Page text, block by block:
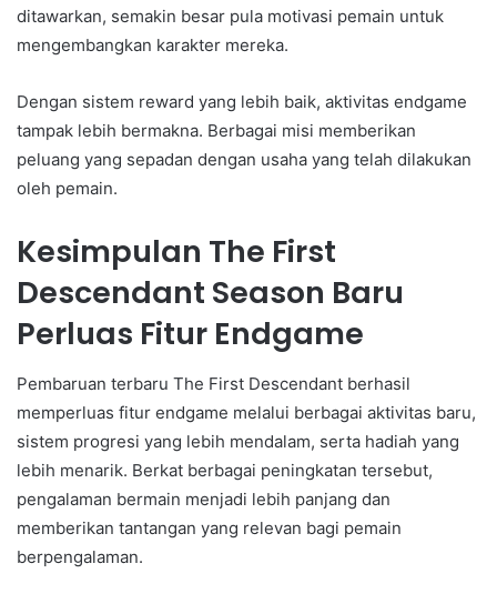
ditawarkan, semakin besar pula motivasi pemain untuk
mengembangkan karakter mereka.
Dengan sistem reward yang lebih baik, aktivitas endgame
tampak lebih bermakna. Berbagai misi memberikan
peluang yang sepadan dengan usaha yang telah dilakukan
oleh pemain.
Kesimpulan The First
Descendant Season Baru
Perluas Fitur Endgame
Pembaruan terbaru The First Descendant berhasil
memperluas fitur endgame melalui berbagai aktivitas baru,
sistem progresi yang lebih mendalam, serta hadiah yang
lebih menarik. Berkat berbagai peningkatan tersebut,
pengalaman bermain menjadi lebih panjang dan
memberikan tantangan yang relevan bagi pemain
berpengalaman.